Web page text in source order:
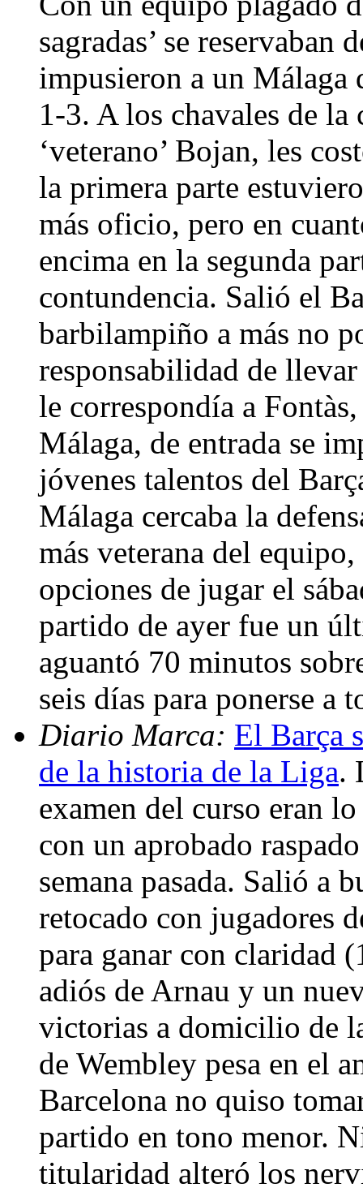
sagradas’ se reservaban
impusieron a un Málaga
1-3. A los chavales de
‘veterano’ Bojan, les
la primera parte
más oficio, pero en
encima en la segunda
contundencia. Salió el
barbilampiño a más no
responsabilidad de
le correspondía a
Málaga, de entrada se
jóvenes talentos del
Málaga cercaba la
más veterana del
opciones de jugar el
partido de ayer fue un
aguantó 70 minutos
seis días para ponerse
Diario Marca: El Barça
de la historia de la Liga.
examen del curso eran
con un aprobado
semana pasada. Salió a
retocado con jugadores
para ganar con claridad
adiós de Arnau y un
victorias a domicilio de
de Wembley pesa en el
Barcelona no quiso
partido en tono menor.
titularidad alteró los